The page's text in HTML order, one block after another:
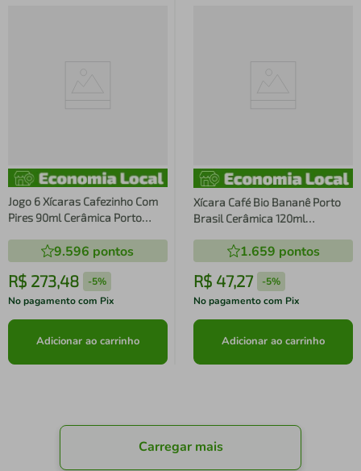
Jogo 6 Xícaras Cafezinho Com
Pires 90ml Cerâmica Porto
Azul Basic Dove
9.596 pontos
R$ 273,48 -5%
No pagamento com Pix
Adicionar ao carrinho
Xícara Café Bio Bananê Porto
Brasil Cerâmica 120ml
1.659 pontos
R$ 47,27 -5%
No pagamento com Pix
Adicionar ao carrinho
Carregar mais